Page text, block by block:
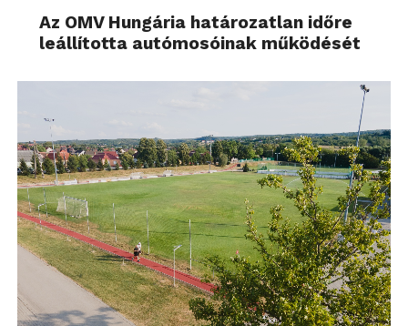
Az OMV Hungária határozatlan időre
leállította autómosóinak működését